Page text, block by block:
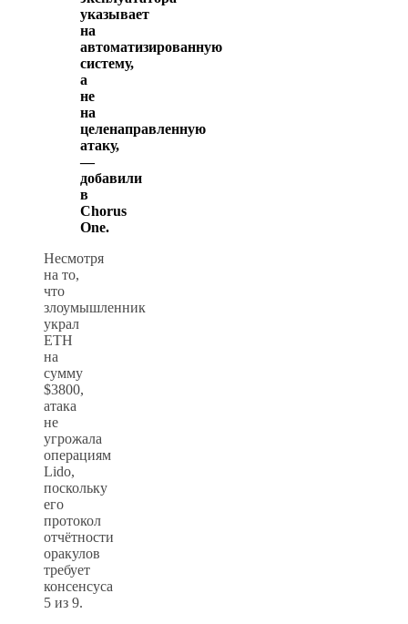
указывает
на
автоматизированную
систему,
а
не
на
целенаправленную
атаку,
—
добавили
в
Chorus
One.
Несмотря
на то,
что
злоумышленник
украл
ETH
на
сумму
$3800,
атака
не
угрожала
операциям
Lido,
поскольку
его
протокол
отчётности
оракулов
требует
консенсуса
5 из 9.